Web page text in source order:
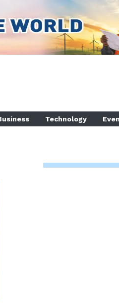
Technology